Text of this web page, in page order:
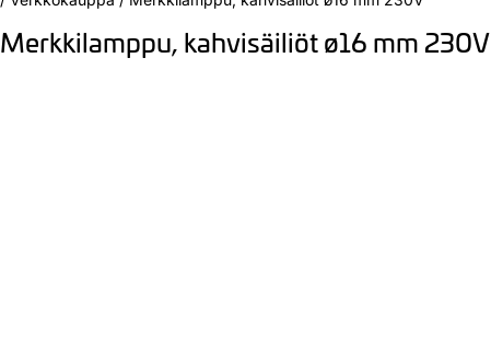
Merkkilamppu, kahvisäiliöt ø16 mm 230V